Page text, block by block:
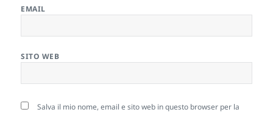
EMAIL
SITO WEB
Salva il mio nome, email e sito web in questo browser per la